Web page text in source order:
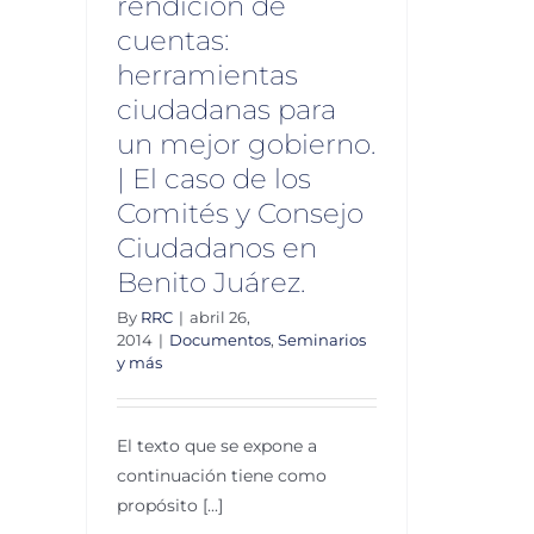
cuentas:
herramientas
ciudadanas para
un mejor gobierno.
| El caso de los
Comités y Consejo
Ciudadanos en
Benito Juárez.
By RRC | abril 26,
2014 | Documentos, Seminarios
y más
El texto que se expone a
continuación tiene como
propósito [...]